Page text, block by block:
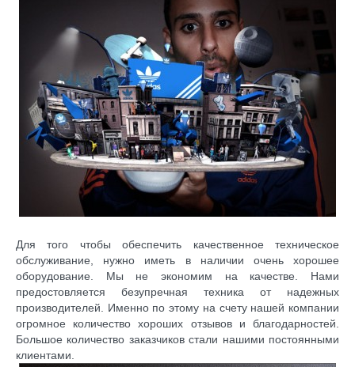
Для того чтобы обеспечить качественное техническое
обслуживание, нужно иметь в наличии очень хорошее
оборудование. Мы не экономим на качестве. Нами
предостовляется безупречная техника от надежных
производителей. Именно по этому на счету нашей компании
огромное количество хороших отзывов и благодарностей.
Большое количество заказчиков стали нашими постоянными
клиентами.